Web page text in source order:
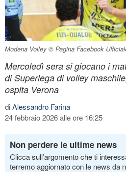
Modena Volley © Pagina Facebook
Mercoledì sera si giocano i
di Superlega di volley
ospita Verona
diAlessandro Farina
24 febbraio 2026 alle ore 16:25
Non perdere le ultime news
Clicca sull’argomento che ti
terremo aggiornato con le news da